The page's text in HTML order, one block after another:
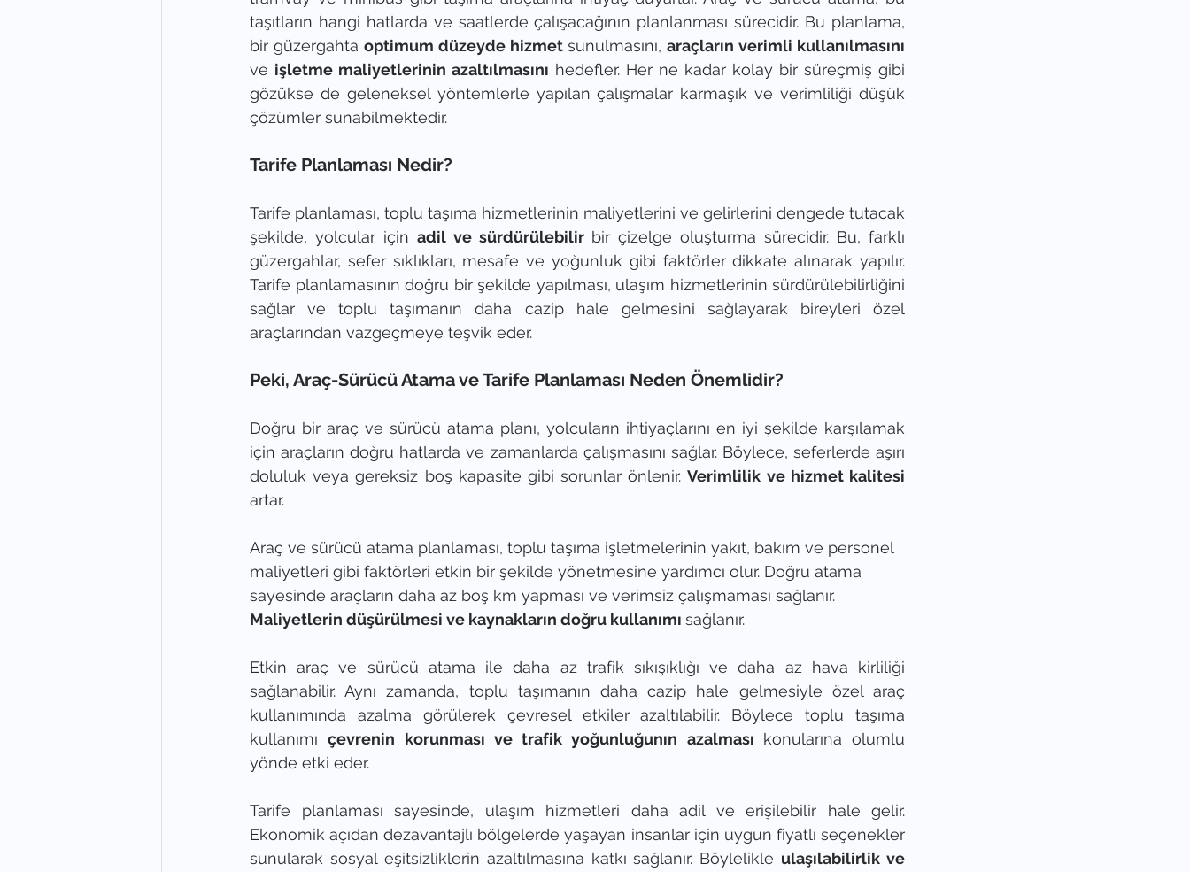
taşıtların hangi hatlarda ve saatlerde çalışacağının planlanması sürecidir. Bu planlama,
bir güzergahta optimum düzeyde hizmet sunulmasını, araçların verimli kullanılmasını
ve işletme maliyetlerinin azaltılmasını hedefler. Her ne kadar kolay bir süreçmiş gibi
gözükse de geleneksel yöntemlerle yapılan çalışmalar karmaşık ve verimliliği düşük
çözümler sunabilmektedir.
Tarife Planlaması Nedir?
Tarife planlaması, toplu taşıma hizmetlerinin maliyetlerini ve gelirlerini dengede tutacak
şekilde, yolcular için adil ve sürdürülebilir bir çizelge oluşturma sürecidir. Bu, farklı
güzergahlar, sefer sıklıkları, mesafe ve yoğunluk gibi faktörler dikkate alınarak yapılır.
Tarife planlamasının doğru bir şekilde yapılması, ulaşım hizmetlerinin sürdürülebilirliğini
sağlar ve toplu taşımanın daha cazip hale gelmesini sağlayarak bireyleri özel
araçlarından vazgeçmeye teşvik eder.
Peki, Araç-Sürücü Atama ve Tarife Planlaması Neden Önemlidir?
Doğru bir araç ve sürücü atama planı, yolcuların ihtiyaçlarını en iyi şekilde karşılamak
için araçların doğru hatlarda ve zamanlarda çalışmasını sağlar. Böylece, seferlerde aşırı
doluluk veya gereksiz boş kapasite gibi sorunlar önlenir.
artar.
Araç ve sürücü atama planlaması, toplu taşıma işletmelerinin yakıt, bakım ve personel
maliyetleri gibi faktörleri etkin bir şekilde yönetmesine yardımcı olur. Doğru atama
sayesinde araçların daha az boş km yapması ve verimsiz çalışmaması sağlanır.
Maliyetlerin düşürülmesi ve kaynakların doğru kullanımı sağlanır.
Etkin araç ve sürücü atama ile daha az trafik sıkışıklığı ve daha az hava kirliliği
sağlanabilir. Aynı zamanda, toplu taşımanın daha cazip hale gelmesiyle özel araç
kullanımında azalma görülerek çevresel etkiler azaltılabilir. Böylece toplu taşıma
kullanımı çevrenin korunması ve trafik yoğunluğunın azalması konularına olumlu
yönde etki eder.
Tarife planlaması sayesinde, ulaşım hizmetleri daha adil ve erişilebilir hale gelir.
Ekonomik açıdan dezavantajlı bölgelerde yaşayan insanlar için uygun fiyatlı seçenekler
sunularak sosyal eşitsizliklerin azaltılmasına katkı sağlanır. Böylelikle ulaşılabilirlik ve